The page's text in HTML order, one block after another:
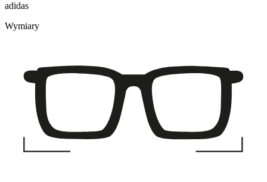
adidas
Wymiary